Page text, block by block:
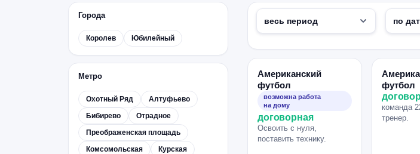
Города
Королев Юбилейный
Метро
Охотный Ряд
Алтуфьево
Бибирево
Отрадное
Преображенская площадь
Комсомольская
Курская
Американский
футбол
возможна работа
на дому
договорная
Освоить с нуля,
поставить технику.
футбол
команда
тренер.